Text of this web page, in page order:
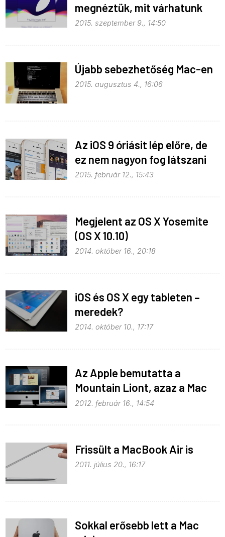
megnéztük, mit várhatunk
még mellé
2015. szeptember 9., 14:50
Újabb sebezhetőség Mac-en
2015. augusztus 4., 16:06
Az iOS 9 óriásit lép előre, de
ez nem nagyon fog látszani
2015. február 12., 15:43
Megjelent az OS X Yosemite
(OS X 10.10)
2014. október 16., 20:18
iOS és OS X egy tableten –
meredek?
2014. október 10., 17:17
Az Apple bemutatta a
Mountain Liont, azaz a Mac
OS X 10.8-at
2012. február 16., 14:54
Frissült a MacBook Air is
2011. július 20., 16:17
Sokkal erősebb lett a Mac